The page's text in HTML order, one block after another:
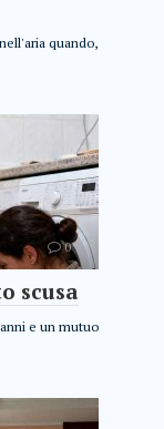
quando,
0
scusa
e un mutuo